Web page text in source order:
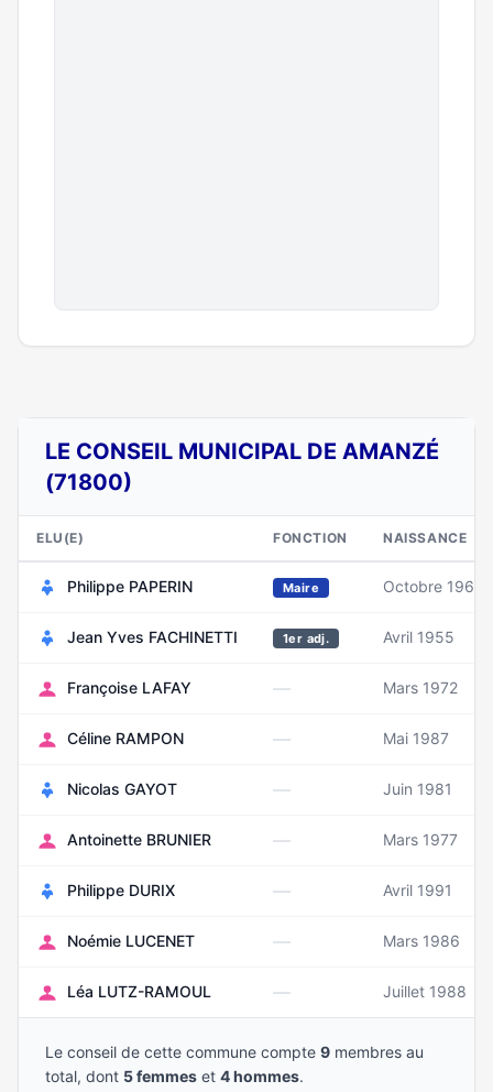
LE CONSEIL MUNICIPAL DE AMANZÉ
(71800)
ELU(E) FONCTION NAISSANCE
Philippe PAPERIN Maire Octobre 1960
Jean Yves FACHINETTI 1er adj. Avril 1955
Françoise LAFAY — Mars 1972
Céline RAMPON — Mai 1987
Nicolas GAYOT — Juin 1981
Antoinette BRUNIER — Mars 1977
Philippe DURIX — Avril 1991
Noémie LUCENET — Mars 1986
Léa LUTZ-RAMOUL — Juillet 1988
Le conseil de cette commune compte 9 membres au
total, dont 5 femmes et 4 hommes.